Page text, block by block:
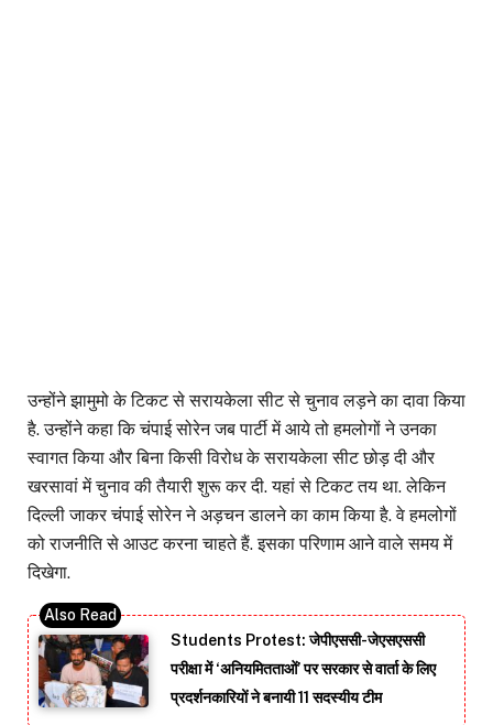
उन्होंने झामुमो के टिकट से सरायकेला सीट से चुनाव लड़ने का दावा किया
है. उन्होंने कहा कि चंपाई सोरेन जब पार्टी में आये तो हमलोगों ने उनका
स्वागत किया और बिना किसी विरोध के सरायकेला सीट छोड़ दी और
खरसावां में चुनाव की तैयारी शुरू कर दी. यहां से टिकट तय था. लेकिन
दिल्ली जाकर चंपाई सोरेन ने अड़चन डालने का काम किया है. वे हमलोगों
को राजनीति से आउट करना चाहते हैं. इसका परिणाम आने वाले समय में
दिखेगा.
Students Protest: जेपीएससी-जेएसएससी
परीक्षा में ‘अनियमितताओं’ पर सरकार से वार्ता के लिए
प्रदर्शनकारियों ने बनायी 11 सदस्यीय टीम